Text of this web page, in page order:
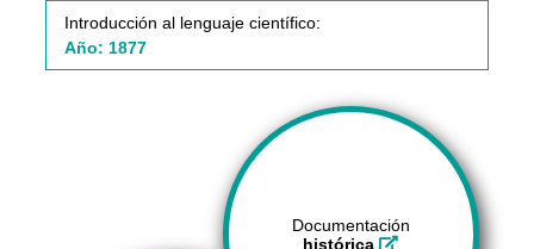
Introducción al lenguaje científico:
Año: 1877
Documentación
histórica